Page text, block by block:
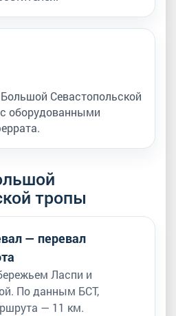
Севастопольской
оборудованными
тропы
— перевал
Ласпи и
По данным БСТ,
— 11 км.